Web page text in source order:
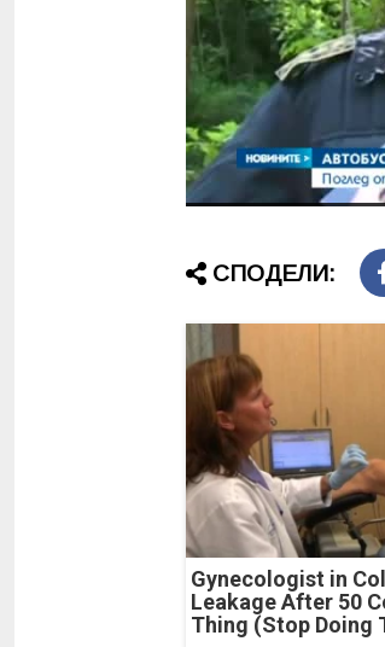
СПОДЕЛИ:
Gynecologist in
Leakage After 50
Thing (Stop Doing